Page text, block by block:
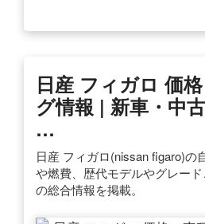
日産 フィガロ 価
グ情報 | 新車・中
…
日産 フィガロ(nissan figaro)の
や燃費、歴代モデルやグレー
の総合情報を掲載。